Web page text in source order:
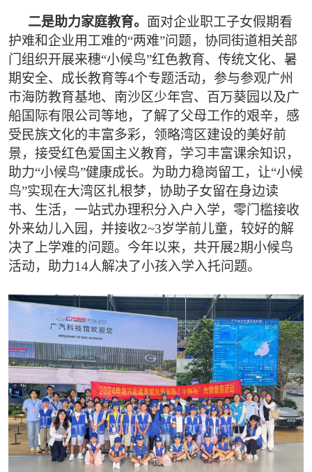
二是助力家庭教育。 面对企业职工子女假期看
护难和企业用工难的“两难”问题，协同街道相关部
门组织开展来穗“小候鸟”红色教育、传统文化、暑
期安全、成长教育等4个专题活动，参与参观广州
市海防教育基地、南沙区少年宫、百万葵园以及广
船国际有限公司等地，了解了父母工作的艰辛，感
受民族文化的丰富多彩，领略湾区建设的美好前
景，接受红色爱国主义教育，学习丰富课余知识，
助力“小候鸟”健康成长。为助力稳岗留工，让“小候
鸟”实现在大湾区扎根梦，协助子女留在身边读
书、生活，一站式办理积分入户入学，零门槛接收
外来幼儿入园，并接收2~3岁学前儿童，较好的解
决了上学难的问题。今年以来，共开展2期小候鸟
活动，助力14人解决了小孩入学入托问题。